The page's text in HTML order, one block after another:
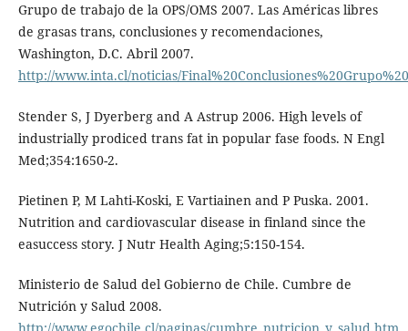
Grupo de trabajo de la OPS/OMS 2007. Las Américas libres
de grasas trans, conclusiones y recomendaciones,
Washington, D.C. Abril 2007.
http://www.inta.cl/noticias/
Stender S, J Dyerberg and A Astrup 2006. High levels of
industrially prodiced trans fat in popular fase foods. N Engl
Med;354:1650-2.
Pietinen P, M Lahti-Koski, E Vartiainen and P Puska. 2001.
Nutrition and cardiovascular disease in finland since the
easuccess story. J Nutr Health Aging;5:150-154.
Ministerio de Salud del Gobierno de Chile. Cumbre de
Nutrición y Salud 2008.
http://www.egochile.cl/paginas/cumbre_nutricion_y_salud.htm